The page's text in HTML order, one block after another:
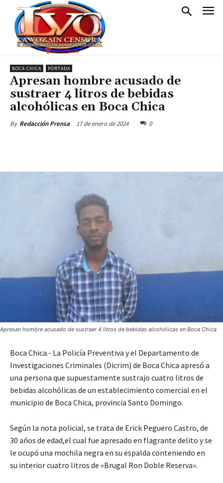
BOCA CHICA PORTADA
Apresan hombre acusado de
sustraer 4 litros de bebidas
alcohólicas en Boca Chica
By Redacción Prensa 17 de enero de 2024 0
Apresan hombre acusado de sustraer 4 litros de bebidas alcohólicas en Boca Chica
Boca Chica.- La Policía Preventiva y el Departamento de
Investigaciones Criminales (Dicrim) de Boca Chica apresó a
una persona que supuestamente sustrajo cuatro litros de
bebidas alcohólicas de un establecimiento comercial en el
municipio de Boca Chica, provincia Santo Domingo.
Según la nota policial, se trata de Erick Peguero Castro, de
30 años de edad,el cual fue apresado en flagrante delito y se
le ocupó una mochila negra en su espalda conteniendo en
su interior cuatro litros de «Brugal Ron Doble Reserva».